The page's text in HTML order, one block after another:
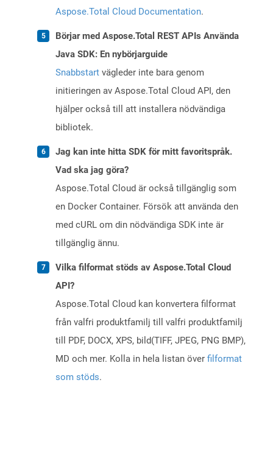
Aspose.Total Cloud Documentation.
Börjar med Aspose.Total REST APIs Använda
Java SDK: En nybörjarguide
Snabbstart vägleder inte bara genom
initieringen av Aspose.Total Cloud API, den
hjälper också till att installera nödvändiga
bibliotek.
Jag kan inte hitta SDK för mitt favoritspråk.
Vad ska jag göra?
Aspose.Total Cloud är också tillgänglig som
en Docker Container. Försök att använda den
med cURL om din nödvändiga SDK inte är
tillgänglig ännu.
Vilka filformat stöds av Aspose.Total Cloud
API?
Aspose.Total Cloud kan konvertera filformat
från valfri produktfamilj till valfri produktfamilj
till PDF, DOCX, XPS, bild(TIFF, JPEG, PNG BMP),
MD och mer. Kolla in hela listan över filformat
som stöds.